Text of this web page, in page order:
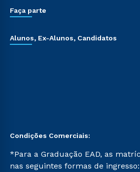
Faça parte
Alunos, Ex-Alunos, Candidatos
Condições Comerciais:
*Para a Graduação EAD, as
nas seguintes formas de